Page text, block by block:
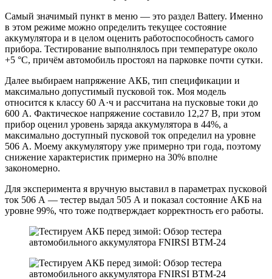
Самый значимый пункт в меню — это раздел Battery. Именно
в этом режиме можно определить текущее состояние
аккумулятора и в целом оценить работоспособность самого
прибора. Тестирование выполнялось при температуре около
+5 °C, причём автомобиль простоял на парковке почти сутки.
Далее выбираем напряжение АКБ, тип спецификации и
максимально допустимый пусковой ток. Моя модель
относится к классу 60 А·ч и рассчитана на пусковые токи до
600 А. Фактическое напряжение составило 12,27 В, при этом
прибор оценил уровень заряда аккумулятора в 44%, а
максимально доступный пусковой ток определил на уровне
506 А. Моему аккумулятору уже примерно три года, поэтому
снижение характеристик примерно на 30% вполне
закономерно.
Для эксперимента я вручную выставил в параметрах пусковой
ток 506 А — тестер выдал 505 А и показал состояние АКБ на
уровне 99%, что тоже подтверждает корректность его работы.